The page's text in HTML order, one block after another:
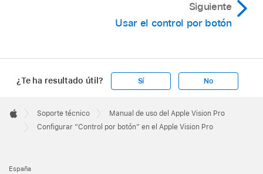
Siguiente
Usar el control por botón
¿Te ha resultado útil? Sí No
Footer

Apple
Soporte técnico
Manual de uso del Apple Vision Pro
Configurar “Control por botón” en el Apple Vision Pro
España